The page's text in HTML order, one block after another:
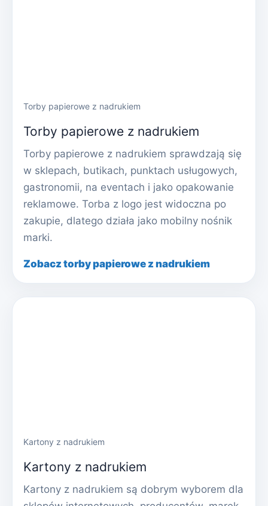
Torby papierowe z nadrukiem
Torby papierowe z nadrukiem
Torby papierowe z nadrukiem sprawdzają się
w sklepach, butikach, punktach usługowych,
gastronomii, na eventach i jako opakowanie
reklamowe. Torba z logo jest widoczna po
zakupie, dlatego działa jako mobilny nośnik
marki.
Zobacz torby papierowe z nadrukiem
Kartony z nadrukiem
Kartony z nadrukiem
Kartony z nadrukiem są dobrym wyborem dla